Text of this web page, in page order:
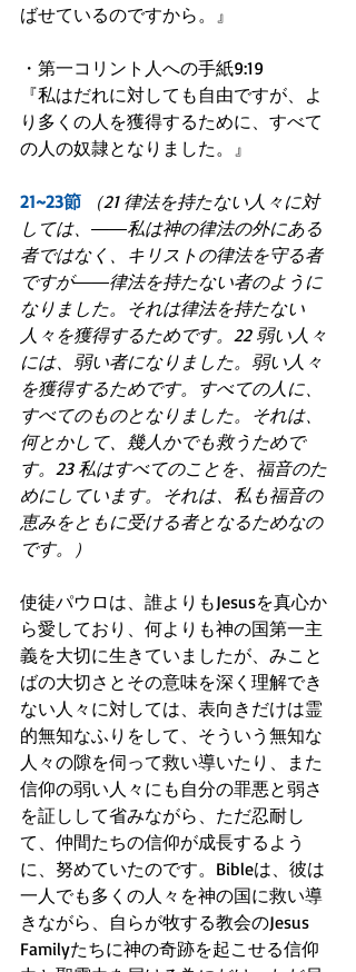
ばせているのですから。』
・第一コリント人への手紙9:19
『私はだれに対しても自由ですが、よ
り多くの人を獲得するために、すべて
の人の奴隷となりました。』
21~23節
（21 律法を持たない人々に対
しては、――私は神の律法の外にある
者ではなく、キリストの律法を守る者
ですが――律法を持たない者のように
なりました。それは律法を持たない
人々を獲得するためです。22 弱い人々
には、弱い者になりました。弱い人々
を獲得するためです。すべての人に、
すべてのものとなりました。それは、
何とかして、幾人かでも救うためで
す。23 私はすべてのことを、福音のた
めにしています。それは、私も福音の
恵みをともに受ける者となるためなの
です。）
使徒パウロは、誰よりもJesusを真心か
ら愛しており、何よりも神の国第一主
義を大切に生きていましたが、みこと
ばの大切さとその意味を深く理解でき
ない人々に対しては、表向きだけは霊
的無知なふりをして、そういう無知な
人々の隙を伺って救い導いたり、また
信仰の弱い人々にも自分の罪悪と弱さ
を証しして省みながら、ただ忍耐し
て、仲間たちの信仰が成長するよう
に、努めていたのです。Bibleは、彼は
一人でも多くの人々を神の国に救い導
きながら、自らが牧する教会のJesus
Familyたちに神の奇跡を起こせる信仰